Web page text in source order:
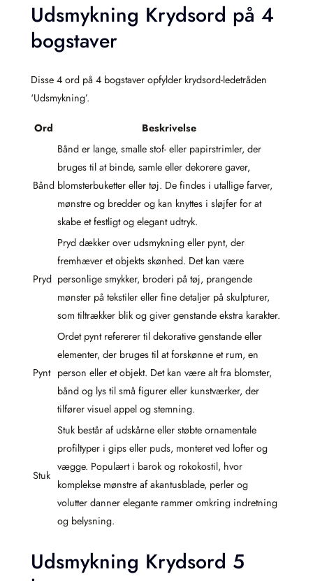
Udsmykning Krydsord på 4
bogstaver
Disse 4 ord på 4 bogstaver opfylder krydsord-ledetråden
‘Udsmykning’.
Ord Beskrivelse
Bånd
Bånd er lange, smalle stof- eller papirstrimler, der
bruges til at binde, samle eller dekorere gaver,
blomsterbuketter eller tøj. De findes i utallige farver,
mønstre og bredder og kan knyttes i sløjfer for at
skabe et festligt og elegant udtryk.
Pryd
Pryd dækker over udsmykning eller pynt, der
fremhæver et objekts skønhed. Det kan være
personlige smykker, broderi på tøj, prangende
mønster på tekstiler eller fine detaljer på skulpturer,
som tiltrækker blik og giver genstande ekstra karakter.
Pynt
Ordet pynt refererer til dekorative genstande eller
elementer, der bruges til at forskønne et rum, en
person eller et objekt. Det kan være alt fra blomster,
bånd og lys til små figurer eller kunstværker, der
tilfører visuel appel og stemning.
Stuk
Stuk består af udskårne eller støbte ornamentale
profiltyper i gips eller puds, monteret ved lofter og
vægge. Populært i barok og rokokostil, hvor
komplekse mønstre af akantusblade, perler og
volutter danner elegante rammer omkring indretning
og belysning.
Udsmykning Krydsord 5